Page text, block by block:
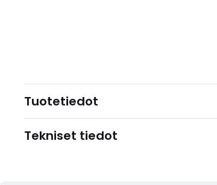
Tuotetiedot
Tekniset tiedot